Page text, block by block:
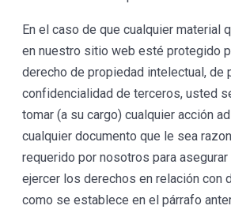
En el caso de que cualquier material
en nuestro sitio web esté protegido
derecho de propiedad intelectual, de
confidencialidad de terceros, usted
tomar (a su cargo) cualquier acción
cualquier documento que le sea
requerido por nosotros para
ejercer los derechos en relación con
como se establece en el párrafo